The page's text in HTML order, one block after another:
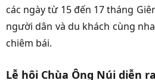
các ngày từ 15 đến 17 tháng
người dân và du khách cùng
chiêm bái.
Lễ hội Chùa Ông Núi diễn